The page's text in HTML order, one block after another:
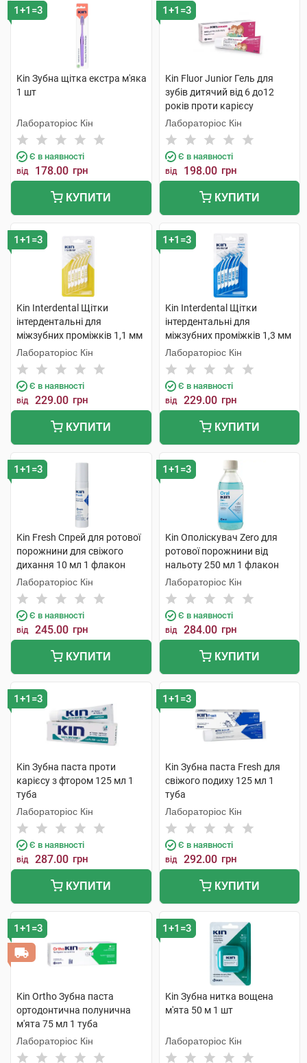
1+1=3
Kin Зубна щітка екстра м'яка
1 шт
Лабораторіос Кін
Є в наявності
від 178.00 грн
КУПИТИ
1+1=3
Kin Fluor Junior Гель для
зубів дитячий від 6 до12
років проти карієсу
полуниця 75 мл 1 туба
Лабораторіос Кін
Є в наявності
від 198.00 грн
КУПИТИ
1+1=3
Kin Interdental Щітки
інтердентальні для
міжзубних проміжків 1,1 мм
6 шт
Лабораторіос Кін
Є в наявності
від 229.00 грн
КУПИТИ
1+1=3
Kin Interdental Щітки
інтердентальні для
міжзубних проміжків 1,3 мм
6 шт
Лабораторіос Кін
Є в наявності
від 229.00 грн
КУПИТИ
1+1=3
Kin Fresh Спрей для ротової
порожнини для свіжого
дихання 10 мл 1 флакон
Лабораторіос Кін
Є в наявності
від 245.00 грн
КУПИТИ
1+1=3
Kin Ополіскувач Zero для
ротової порожнини від
нальоту 250 мл 1 флакон
Лабораторіос Кін
Є в наявності
від 284.00 грн
КУПИТИ
1+1=3
Kin Зубна паста проти
карієсу з фтором 125 мл 1
туба
Лабораторіос Кін
Є в наявності
від 287.00 грн
КУПИТИ
1+1=3
Kin Зубна паста Fresh для
свіжого подиху 125 мл 1
туба
Лабораторіос Кін
Є в наявності
від 292.00 грн
КУПИТИ
1+1=3
Kin Ortho Зубна паста
ортодонтична полунична
м'ята 75 мл 1 туба
Лабораторіос Кін
1+1=3
Kin Зубна нитка вощена
м'ята 50 м 1 шт
Лабораторіос Кін